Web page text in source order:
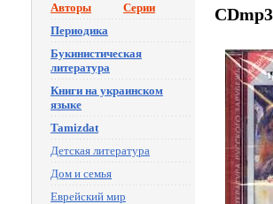
Авторы
Серии
Периодика
Букинистическая
литература
Книги на украинском
языке
Tamizdat
Детская литература
Дом и семья
Еврейский мир